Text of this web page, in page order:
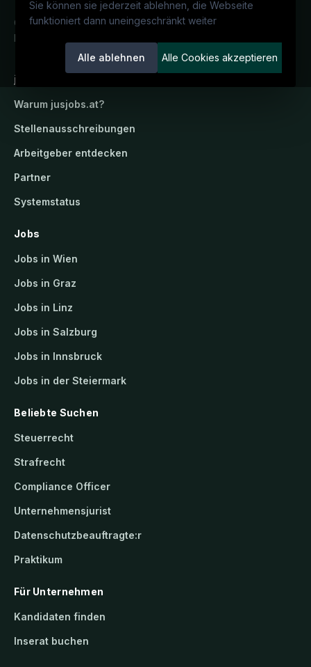
Sie können sie jederzeit ablehnen, die Webseite
funktioniert dann uneingeschränkt weiter
Alle ablehnen Alle Cookies akzeptieren
Österreichs juristisches Karriereportal.
Ein Service der candidatis GmbH.
jusjobs.at
Warum jusjobs.at?
Stellenausschreibungen
Arbeitgeber entdecken
Partner
Systemstatus
Jobs
Jobs in Wien
Jobs in Graz
Jobs in Linz
Jobs in Salzburg
Jobs in Innsbruck
Jobs in der Steiermark
Beliebte Suchen
Steuerrecht
Strafrecht
Compliance Officer
Unternehmensjurist
Datenschutzbeauftragte:r
Praktikum
Für Unternehmen
Kandidaten finden
Inserat buchen